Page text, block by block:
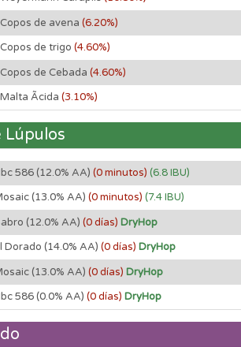
de avena (6.20%)
de trigo (4.60%)
de Cebada (4.60%)
Ãcida (3.10%)
Lúpulos
586 (12.0% AA) (0 minutos) (6.8 IBU)
(13.0% AA) (0 minutos) (7.4 IBU)
(12.0% AA) (0 días) DryHop
Dorado (14.0% AA) (0 días) DryHop
(13.0% AA) (0 días) DryHop
586(0.0% AA) (0 días) DryHop